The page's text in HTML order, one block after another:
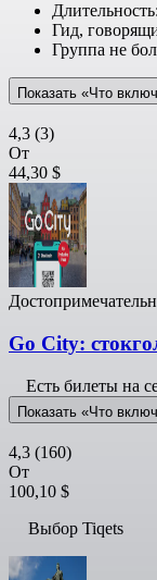
Гид,
Группа не
Показать «Что
4,3 (3)
От
44,30 $
Go City:
Есть билеты на
Показать «Что
4,3 (160)
От
100,10 $
Выбор Tiqets